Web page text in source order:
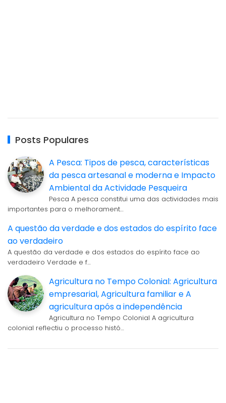
Posts Populares
A Pesca: Tipos de pesca, características
da pesca artesanal e moderna e Impacto
Ambiental da Actividade Pesqueira
Pesca A pesca constitui uma das actividades mais
importantes para o melhorament…
A questão da verdade e dos estados do espírito face
ao verdadeiro
A questão da verdade e dos estados do espírito face ao
verdadeiro Verdade e f…
Agricultura no Tempo Colonial: Agricultura
empresarial, Agricultura familiar e A
agricultura após a independência
Agricultura no Tempo Colonial A agricultura
colonial reflectiu o processo histó…